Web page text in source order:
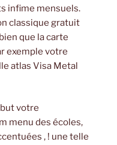
infime mensuels.
classique gratuit
que la carte
exemple votre
atlas Visa Metal
but votre
menu des écoles,
, ! une telle